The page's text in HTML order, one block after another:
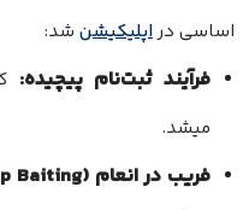
اساسی دراپلیکیشن شد:
فرآیند ثبت‌نام پیچیده:
میشد.
فریب در انعام (Tip Baiting):